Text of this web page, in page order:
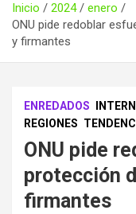
Inicio 2024
enero
ONU pide redoblar
y firmantes
ENREDADOS
REGIONES
ONU pide
protección
firmantes